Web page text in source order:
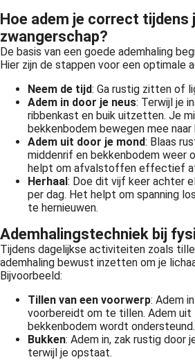
Hoe adem je correct tijdens
zwangerschap?
De basis van een goede ademhaling
Hier zijn de stappen voor een optimale
Neem de tijd: Ga rustig zitten of
Adem in door je neus: Terwijl je
ribbenkast en buik uitzetten. Je
bekkenbodem bewegen mee naar
Adem uit door je mond: Blaas
middenrif en bekkenbodem weer
helpt om afvalstoffen effectief
Herhaal: Doe dit vijf keer achter
per dag. Het helpt om spanning
te hernieuwen.
Ademhalingstechniek bij
Tijdens dagelijkse activiteiten zoals
ademhaling bewust inzetten om je
Bijvoorbeeld:
Tillen van een voorwerp: Adem
voorbereidt om te tillen. Adem
bekkenbodem wordt ondersteund.
Bukken: Adem in, zak rustig door
terwijl je opstaat.